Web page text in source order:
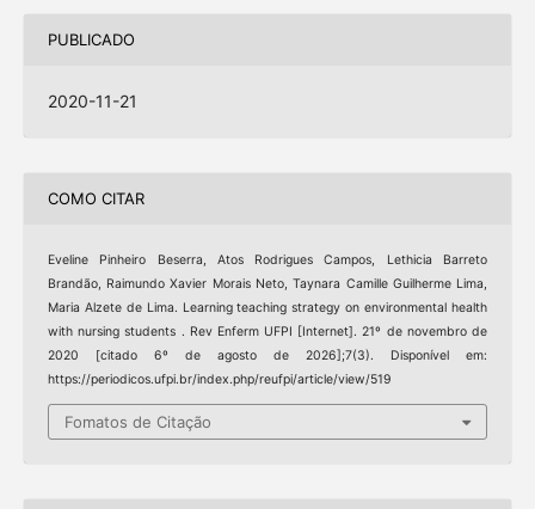
PUBLICADO
2020-11-21
COMO CITAR
Eveline Pinheiro Beserra, Atos Rodrigues Campos, Lethicia Barreto
Brandão, Raimundo Xavier Morais Neto, Taynara Camille Guilherme Lima,
Maria Alzete de Lima. Learning teaching strategy on environmental health
with nursing students . Rev Enferm UFPI [Internet]. 21º de novembro de
2020 [citado 6º de agosto de 2026];7(3). Disponível em:
https://periodicos.ufpi.br/index.php/reufpi/article/view/519
Fomatos de Citação